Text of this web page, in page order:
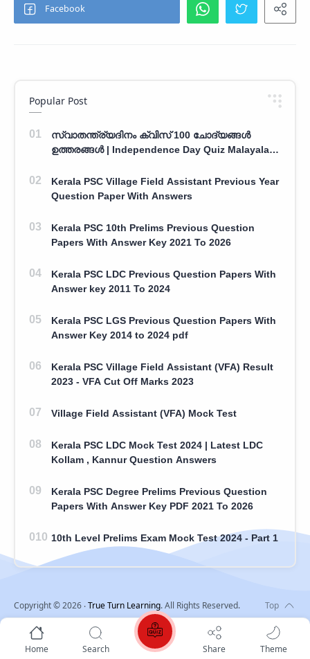
Popular Post
സ്വാതന്ത്ര്യദിനം ക്വിസ് 100 ചോദ്യങ്ങൾ
ഉത്തരങ്ങൾ | Independence Day Quiz Malayalam
Kerala PSC Village Field Assistant Previous Year
Question Paper With Answers
Kerala PSC 10th Prelims Previous Question
Papers With Answer Key 2021 To 2026
Kerala PSC LDC Previous Question Papers With
Answer key 2011 To 2024
Kerala PSC LGS Previous Question Papers With
Answer Key 2014 to 2024 pdf
Kerala PSC Village Field Assistant (VFA) Result
2023 - VFA Cut Off Marks 2023
Village Field Assistant (VFA) Mock Test
Kerala PSC LDC Mock Test 2024 | Latest LDC
Kollam , Kannur Question Answers
Kerala PSC Degree Prelims Previous Question
Papers With Answer Key PDF 2021 To 2026
10th Level Prelims Exam Mock Test 2024 - Part 1
Home Search Share Theme
Copyright ©2026 ‧True Turn Learning. All Rights Reserved.